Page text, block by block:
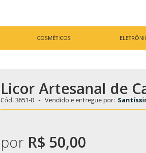
COSMÉTICOS
Licor Artesanal de
Cód.3651-0 - Vendido e entregue por:
por R$ 50,00